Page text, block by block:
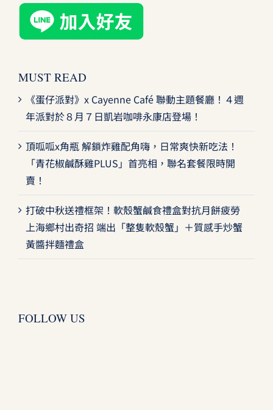
MUST READ
《蛋仔派對》x Cayenne Café 聯動主題餐廳！４週
年派對於８月７日凱岩咖啡永康店登場！
頂呱呱x角瓶 解鎖炸雞配角嗨，日常爽快新吃法！
「青花椒鹹酥雞PLUS」首亮相，聯名套餐限時開
賣！
打破中秋送禮框架！軟殼蟹鹹食禮盒對抗月餅疲勞
上海鄉村出奇招 端出「整隻軟殼蟹」＋質感手炒蟹
黃醬拌麵禮盒
FOLLOW US